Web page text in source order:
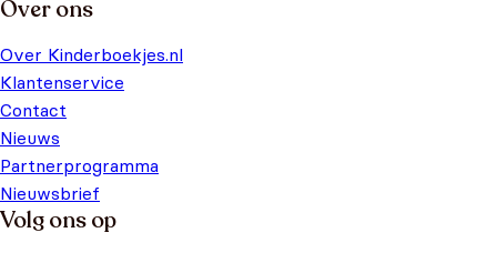
Over ons
Over Kinderboekjes.nl
Klantenservice
Contact
Nieuws
Partnerprogramma
Nieuwsbrief
Volg ons op